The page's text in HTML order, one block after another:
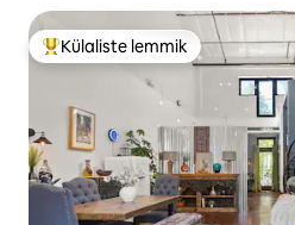
Külaliste suur lemmik
Külaliste lemmik